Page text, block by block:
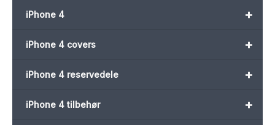
+
iPhone 4
+
iPhone 4 covers
+
iPhone 4 reservedele
+
iPhone 4 tilbehør